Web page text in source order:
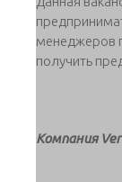
менеджеров
получить
Компания